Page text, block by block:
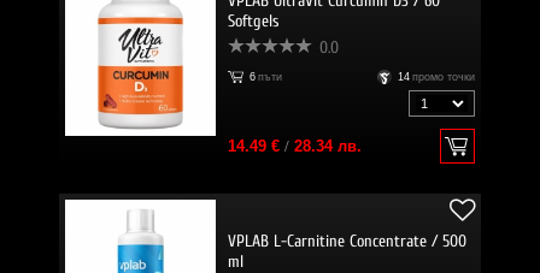
Softgels
0.0
6 пъти 14 промо точки
14.49 €/ 28.34 лв.
VPLAB L-Carnitine Concentrate / 500
ml